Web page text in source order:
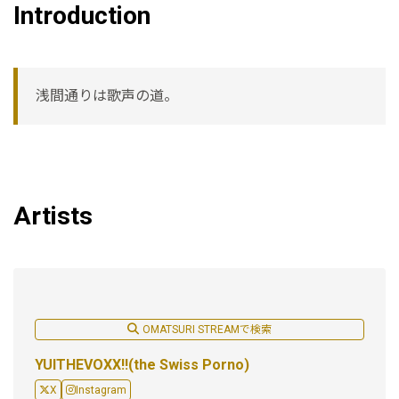
Introduction
浅間通りは歌声の道。
Artists
OMATSURI STREAMで検索
YUITHEVOXX!!(the Swiss Porno)
X Instagram